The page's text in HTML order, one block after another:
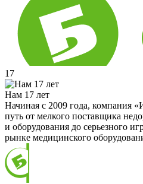
17
Нам 17 лет
Начиная с 2009 года, компания
путь от мелкого поставщика
и оборудования до серьезного
рынке медицинского